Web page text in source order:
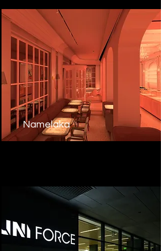
Namelaka